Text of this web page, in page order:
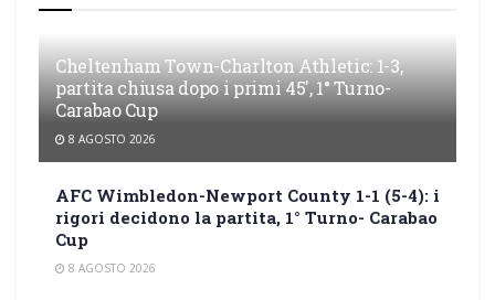
Cheltenham Town-Charlton Athletic: 1-3,
partita chiusa dopo i primi 45′, 1° Turno-
Carabao Cup
8 AGOSTO 2026
AFC Wimbledon-Newport County 1-1 (5-4): i
rigori decidono la partita, 1° Turno- Carabao
Cup
8 AGOSTO 2026